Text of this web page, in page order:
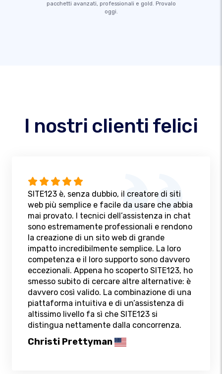
pacchetti avanzati, professionali e gold. Provalo
oggi.
I nostri clienti felici
SITE123 è, senza dubbio, il creatore di siti
web più semplice e facile da usare che abbia
mai provato. I tecnici dell’assistenza in chat
sono estremamente professionali e rendono
la creazione di un sito web di grande
impatto incredibilmente semplice. La loro
competenza e il loro supporto sono davvero
eccezionali. Appena ho scoperto SITE123, ho
smesso subito di cercare altre alternative: è
davvero così valido. La combinazione di una
piattaforma intuitiva e di un’assistenza di
altissimo livello fa sì che SITE123 si
distingua nettamente dalla concorrenza.
Christi Prettyman